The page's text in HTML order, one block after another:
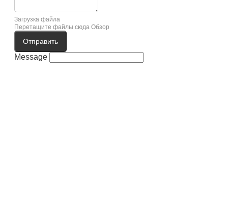
Загрузка файла
Перетащите файлы сюда Обзор
Отправить
Message